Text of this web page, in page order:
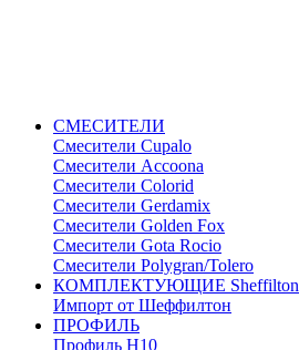
СМЕСИТЕЛИ
Cмесители Cupalo
Смесители Accoona
Смесители Colorid
Смесители Gerdamix
Смесители Golden Fox
Смесители Gota Rocio
Смесители Polygran/Tolero
КОМПЛЕКТУЮЩИЕ Sheffilton
Импорт от Шеффилтон
ПРОФИЛЬ
Профиль H10